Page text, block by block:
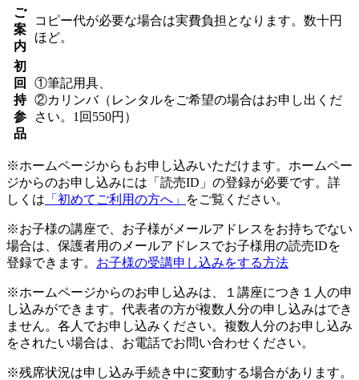
ご
案
内
コピー代が必要な場合は実費負担となります。数十円
ほど。
初
回
持
参
品
①筆記用具、
②カリンバ（レンタルをご希望の場合はお申し出くだ
さい。1回550円）
※ホームページからもお申し込みいただけます。ホームペー
ジからのお申し込みには「読売ID」の登録が必要です。詳
しくは 「初めてご利用の方へ」 をご覧ください。
※お子様の講座で、お子様がメールアドレスをお持ちでない
場合は、保護者用のメールアドレスでお子様用の読売IDを
登録できます。 お子様の受講申し込みをする方法
※ホームページからのお申し込みは、１講座につき１人の申
し込みができます。代表者の方が複数人分の申し込みはでき
ません。各人でお申し込みください。複数人分のお申し込み
をされたい場合は、お電話でお問い合わせください。
※残席状況は申し込み手続き中に変動する場合があります。